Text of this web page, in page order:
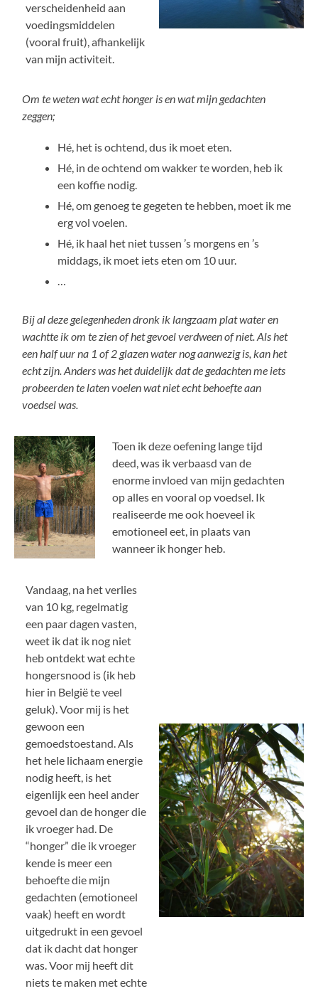
verscheidenheid aan
voedingsmiddelen
(vooral fruit), afhankelijk
van mijn activiteit.
Om te weten wat echt honger is en wat mijn gedachten
zeggen;
Hé, het is ochtend, dus ik moet eten.
Hé, in de ochtend om wakker te worden, heb ik
een koffie nodig.
Hé, om genoeg te gegeten te hebben, moet ik me
erg vol voelen.
Hé, ik haal het niet tussen ’s morgens en ’s
middags, ik moet iets eten om 10 uur.
…
Bij al deze gelegenheden dronk ik langzaam plat water en
wachtte ik om te zien of het gevoel verdween of niet. Als het
een half uur na 1 of 2 glazen water nog aanwezig is, kan het
echt zijn. Anders was het duidelijk dat de gedachten me iets
probeerden te laten voelen wat niet echt behoefte aan
voedsel was.
Toen ik deze oefening lange tijd
deed, was ik verbaasd van de
enorme invloed van mijn gedachten
op alles en vooral op voedsel. Ik
realiseerde me ook hoeveel ik
emotioneel eet, in plaats van
wanneer ik honger heb.
Vandaag, na het verlies
van 10 kg, regelmatig
een paar dagen vasten,
weet ik dat ik nog niet
heb ontdekt wat echte
hongersnood is (ik heb
hier in België te veel
geluk). Voor mij is het
gewoon een
gemoedstoestand. Als
het hele lichaam energie
nodig heeft, is het
eigenlijk een heel ander
gevoel dan de honger die
ik vroeger had. De
“honger” die ik vroeger
kende is meer een
behoefte die mijn
gedachten (emotioneel
vaak) heeft en wordt
uitgedrukt in een gevoel
dat ik dacht dat honger
was. Voor mij heeft dit
niets te maken met echte